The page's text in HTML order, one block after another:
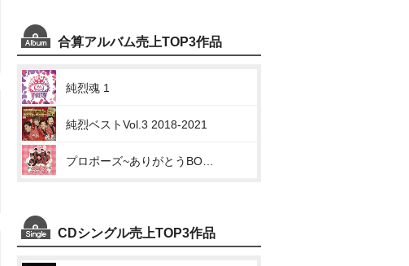
合算アルバム売上TOP3作品
純烈魂 1
純烈ベストVol.3 2018-2021
CDシングル売上TOP3作品